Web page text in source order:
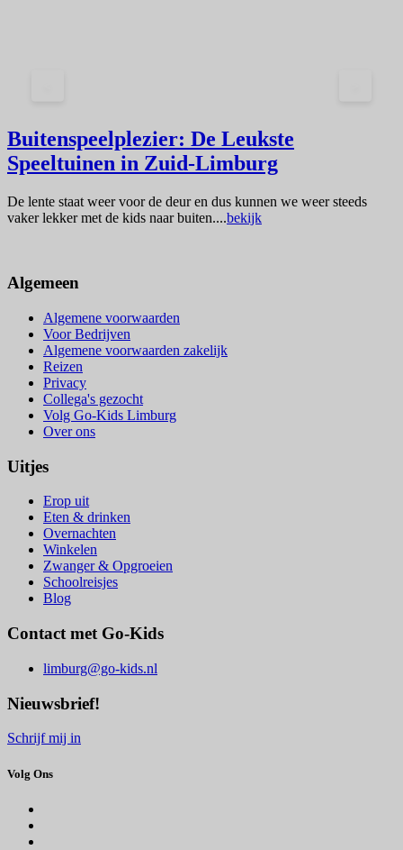
Buitenspeelplezier: De Leukste
Speeltuinen in Zuid-Limburg
De lente staat weer voor de deur en dus kunnen we weer steeds
vaker lekker met de kids naar buiten....bekijk
Algemeen
Algemene voorwaarden
Voor Bedrijven
Algemene voorwaarden zakelijk
Reizen
Privacy
Collega's gezocht
Volg Go-Kids Limburg
Over ons
Uitjes
Erop uit
Eten & drinken
Overnachten
Winkelen
Zwanger & Opgroeien
Schoolreisjes
Blog
Contact met Go-Kids
limburg@go-kids.nl
Nieuwsbrief!
Schrijf mij in
Volg Ons